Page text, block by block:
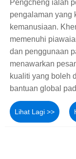
Pengcheng ialah
pengalaman yang
kemanusiaan.
memenuhi
dan penggunaan
menawarkan
kualiti yang boleh
bantuan global
Lihat Lagi >>